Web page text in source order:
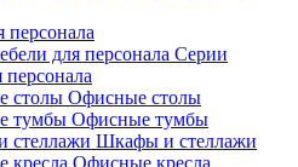
персонала
Серии
персонала
Офисные столы
Офисные тумбы
Шкафы и стеллажи
Офисные кресла